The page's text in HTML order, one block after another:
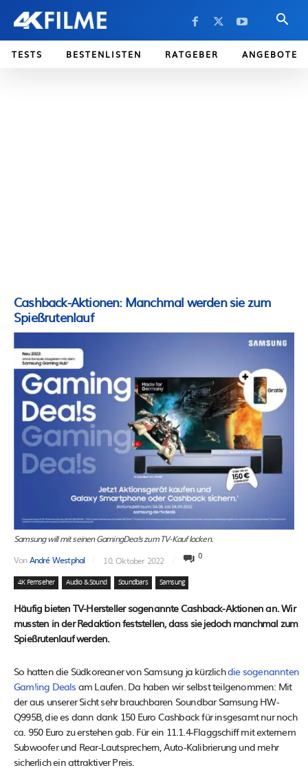
TESTS BESTENLISTEN RATGEBER ANGEBOTE
Cashback-Aktionen: Manchmal werden sie zum
Spießrutenlauf
Samsung will mit seinen GamingDea!s zum TV-Kauf locken.
VonAndré Westphal 10. Oktober 2022 0
4K Fernseher Audio & Sound Soundbars Samsung
Häufig bieten TV-Hersteller sogenannte Cashback-Aktionen an. Wir
mussten in der Redaktion feststellen, dass sie jedoch manchmal zum
Spießrutenlauf werden.
So hatten die Südkoreaner von Samsung ja kürzlichdie sogenannten
Gam!ing Deals am Laufen. Da haben wir selbst teilgenommen: Mit
der aus unserer Sicht sehr brauchbaren Soundbar Samsung HW-
Q995B, die es dann dank 150 Euro Cashback für insgesamt nur noch
ca. 950 Euro zu erstehen gab. Für ein 11.1.4-Flaggschiff mit externem
Subwoofer und Rear-Lautsprechern, Auto-Kalibrierung und mehr
sicherlich ein attraktiver Preis.